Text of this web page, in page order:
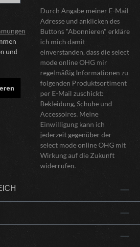
und
Durch Angabe meiner E-Mail
Adresse und anklicken des
Buttons "Abonnieren" erkläre
ich mich damit
einverstanden, dass die select
mode online OHG mir
regelmäßig Informationen zu
folgenden Produktsortiment
per E-Mail zuschickt:
Bekleidung, Schuhe und
Accessoires. Meine
Einwilligung kann ich
jederzeit gegenüber der
select mode online OHG mit
Wirkung auf die Zukunft
widerrufen.